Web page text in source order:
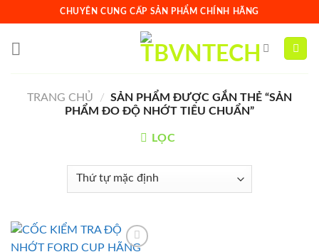
to
content
CHUYÊN CUNG CẤP SẢN PHẨM CHÍNH HÃNG
TRANG CHỦ / SẢN PHẨM ĐƯỢC GẮN THẺ “SẢN
PHẨM ĐO ĐỘ NHỚT TIÊU CHUẨN”
LỌC